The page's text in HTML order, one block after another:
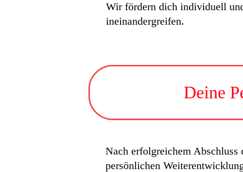
Wir fördern dich individuell
ineinandergreifen.
Deine
Nach erfolgreichem
persönlichen